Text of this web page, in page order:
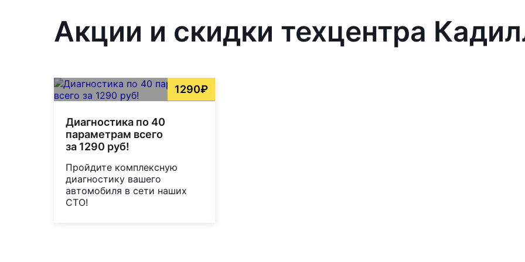
Акции и скидки техцентра
1290₽
Диагностика по 40
параметрам всего
за 1290 руб!
Пройдите комплексную
диагностику вашего
автомобиля в сети наших
СТО!